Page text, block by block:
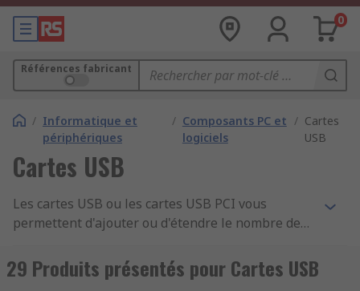
0
Références fabricant
/ Informatique et
périphériques
/ Composants PC et
logiciels
/ Cartes
USB
Cartes USB
Les cartes USB ou les cartes USB PCI vous
permettent d'ajouter ou d'étendre le nombre de
PCI disponible sans avoir à mettre à niveau la
carte-mère du système. Ces dispositifs sont
29 Produits présentés pour Cartes USB